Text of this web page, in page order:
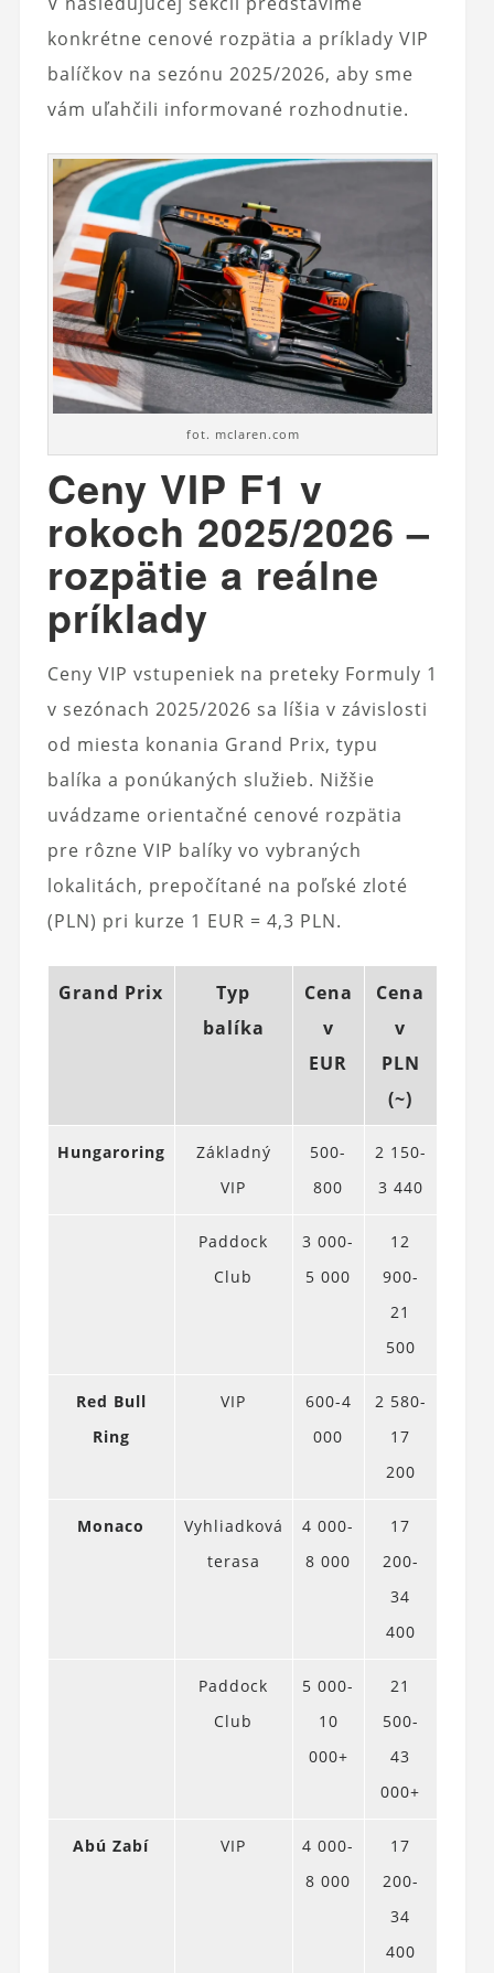
konkrétne cenové rozpätia a príklady VIP
balíčkov na sezónu 2025/2026, aby sme
vám uľahčili informované rozhodnutie.
fot. mclaren.com
Ceny VIP F1 v
rokoch 2025/2026 –
rozpätie a reálne
príklady
Ceny VIP vstupeniek na preteky Formuly 1
v sezónach 2025/2026 sa líšia v závislosti
od miesta konania Grand Prix, typu
balíka a ponúkaných služieb. Nižšie
uvádzame orientačné cenové rozpätia
pre rôzne VIP balíky vo vybraných
lokalitách, prepočítané na poľské zloté
(PLN) pri kurze 1 EUR = 4,3 PLN.
Grand Prix
Typ
balíka
Cena
v
EUR
Cena
v
PLN
(~)
Hungaroring
Základný
VIP
500-
800
2 150-
3 440
Paddock
Club
3 000-
5 000
12
900-
21
500
Red Bull
Ring
VIP
600-4
000
2 580-
17
200
Monaco
Vyhliadková
terasa
4 000-
8 000
17
200-
34
400
Paddock
Club
5 000-
10
000+
21
500-
43
000+
Abú Zabí VIP
4 000-
8 000
17
200-
34
400